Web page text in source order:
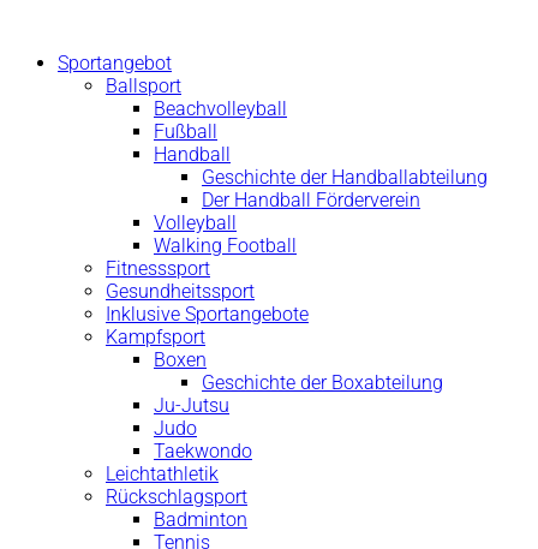
springenSportangebot
Ballsport
Beachvolleyball
Fußball
Handball
Geschichte der Handballabteilung
Der Handball Förderverein
Volleyball
Walking Football
Fitnesssport
Gesundheitssport
Inklusive Sportangebote
Kampfsport
Boxen
Geschichte der Boxabteilung
Ju-Jutsu
Judo
Taekwondo
Leichtathletik
Rückschlagsport
Badminton
Tennis